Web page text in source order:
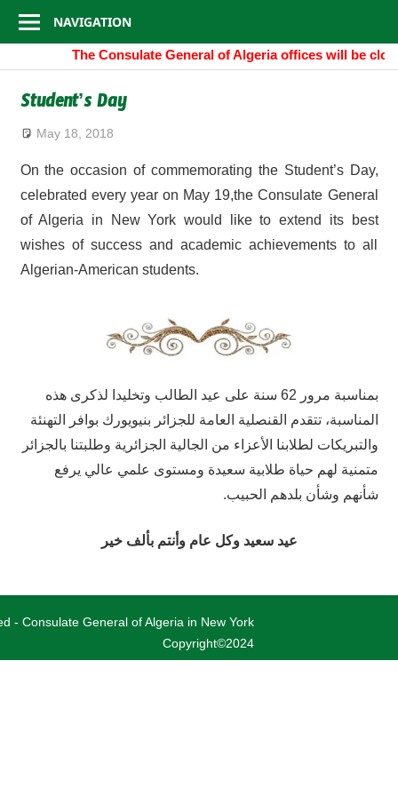
General
NAVIGATION
The Consulate General of Algeria offices will be
Student’s Day
May 18, 2018
On the occasion of commemorating the Student’s Day,
celebrated every year on May 19,the Consulate General
of Algeria in New York would like to extend its best
wishes of success and academic achievements to all
Algerian-American students.
بمناسبة مرور 62 سنة على عيد الطالب وتخليدا لذكرى هذه
المناسبة، تتقدم القنصلية العامة للجزائر بنيويورك بوافر التهنئة
والتبريكات لطلابنا الأعزاء من الجالية الجزائرية وطلبتنا بالجزائر
متمنية لهم حياة طلابية سعيدة ومستوى علمي عالي يرفع
شأنهم وشأن بلدهم الحبيب.
عيد سعيد وكل عام وأنتم بألف خير
- Consulate General of Algeria in New York
Copyright©2024